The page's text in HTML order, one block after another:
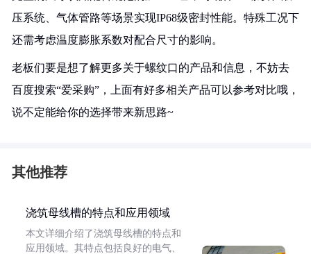
压系统、气体管路等场景实现IP68级密封性能。特殊工况下
还需考虑温度膨胀系数对配合尺寸的影响。
老板们要是想了解更多关于螺纹口的产品和信息，不妨去
百度搜索“爱采购”，上面有好多相关产品可以参考对比哦，
说不定能给你的选择带来新思路~
其他推荐
浇筑母线槽的特点和应用领域
本文详细介绍了浇筑母线槽的特点和
应用领域。其特点包括良好的电气、